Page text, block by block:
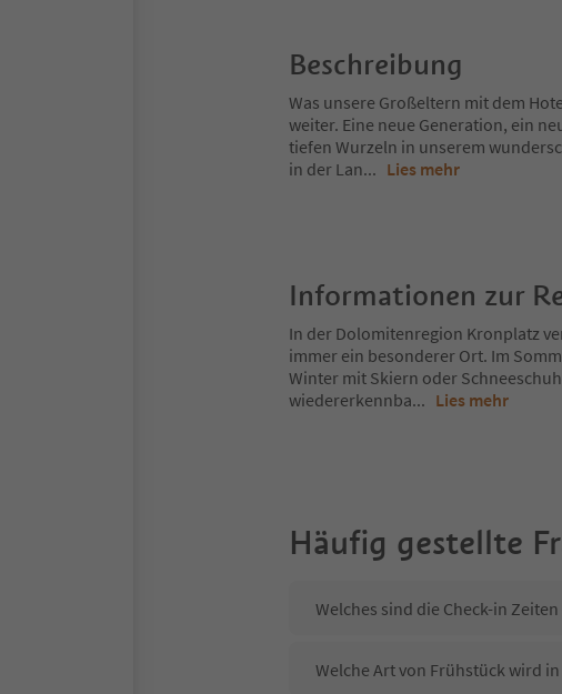
Beschreibung
Was unsere Großeltern mit dem
weiter. Eine neue Generation, ein
tiefen Wurzeln in unserem
in der Lan... Lies mehr
Informationen zur
In der Dolomitenregion Kronplatz
immer ein besonderer Ort. Im
Winter mit Skiern oder
wiedererkennba... Lies mehr
Häufig gestellte
Welches sind die Check-in
Welche Art von Frühstück wird